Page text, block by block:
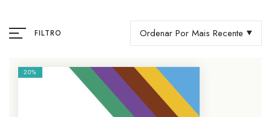
FILTRO Ordenar Por Mais Recente
20%